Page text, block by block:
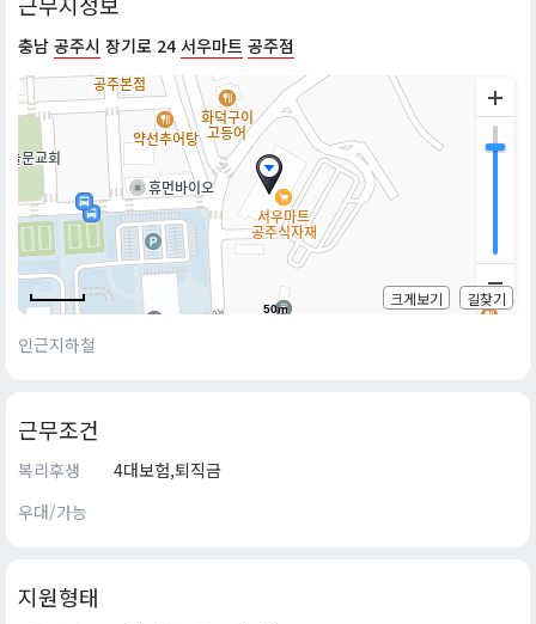
충남 공주시 장기로 24 서우마트 공주점
50m
크게보기 길찾기
인근지하철
근무조건
복리후생
4대보험,퇴직금
우대/가능
지원형태